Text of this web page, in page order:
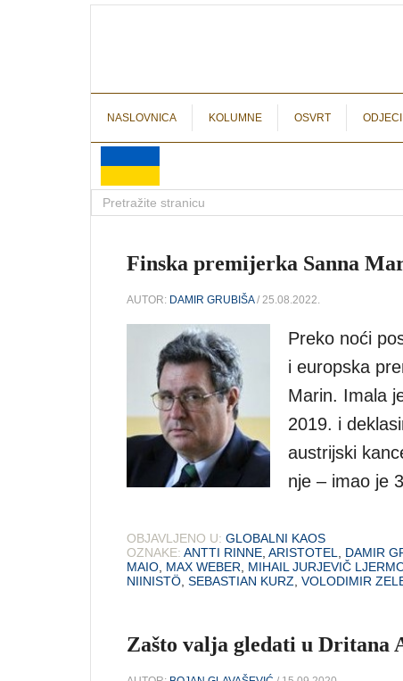
NASLOVNICA KOLUMNE OSVRT ODJECI
Finska premijerka Sanna
AUTOR: DAMIR GRUBIŠA/ 25.08.2022.
Preko noći
i europska
Marin. Imala
2019. i
austrijski
nje – imao je
OBJAVLJENO U: GLOBALNI KAOS
OZNAKE: ANTTI RINNE ARISTOTEL DAMIR
MAIO MAX WEBER MIHAIL JURJEVIČ
NIINISTÖ SEBASTIAN KURZ VOLODIMIR
Zašto valja gledati u Dritana